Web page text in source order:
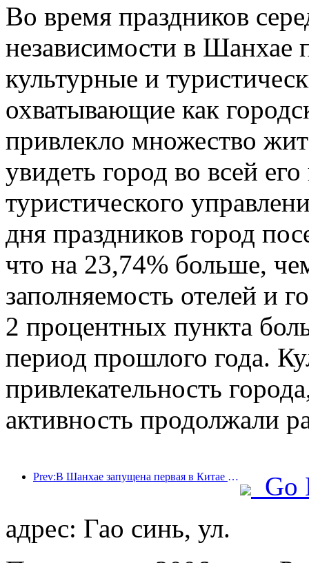
Во время праздников
независимости в Шанхае
культурные и
охватывающие как
привлекло множество
увидеть город во всей
туристического
дня праздников город
что на 23,74% больше,
заполняемость отелей и
2 процентных пункта
период прошлого года.
привлекательность
активность продолжали
Prev:В Шанхае запущена первая в Китае система самостоятельного потребления культурных и туристических услуг для иностранных туристов
Go
адрес: Гао синь, ул.